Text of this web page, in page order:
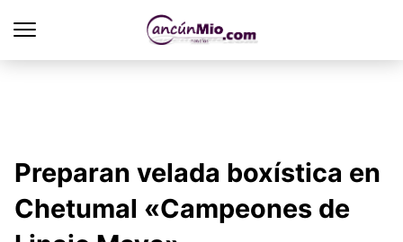
Preparan velada boxística en
Chetumal «Campeones de